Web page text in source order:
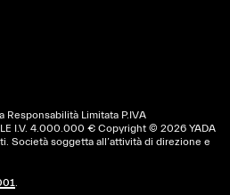
Responsabilità Limitata P.IVA
I.V. 4.000.000 € Copyright © 2026 YADA
Società soggetta all’attività di direzione e